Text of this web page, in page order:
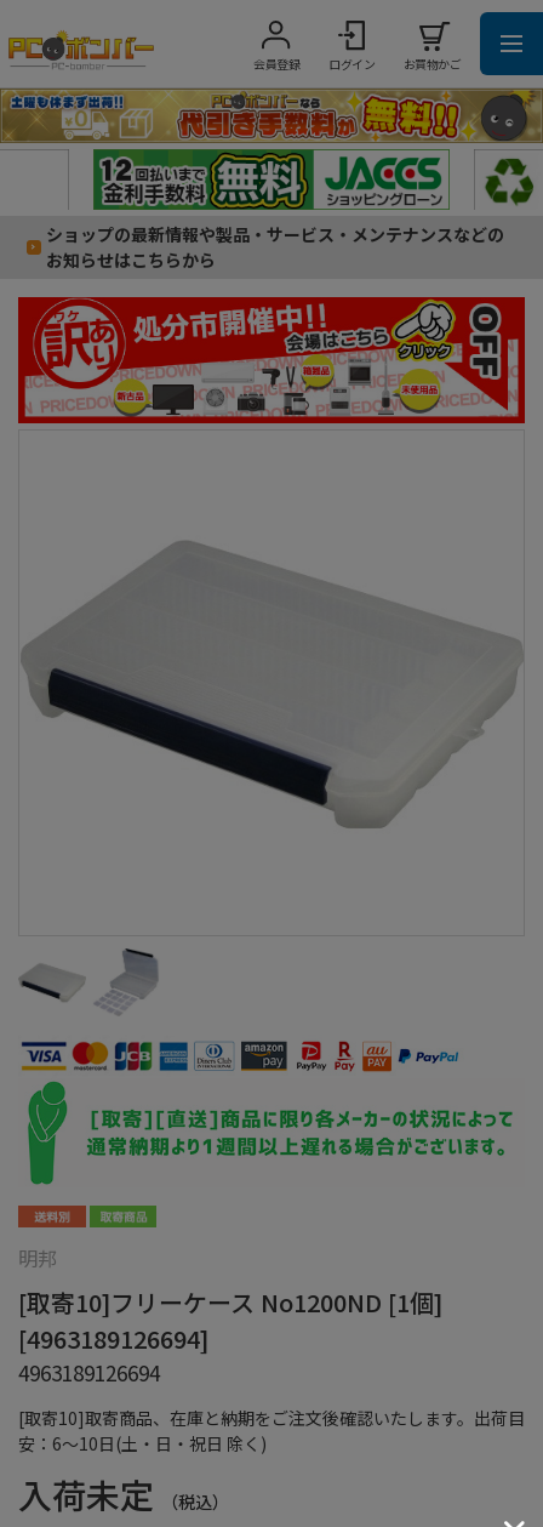
会員登録 ログイン お買物かご
ショップの最新情報や製品・サービス・メンテナンスなどの
お知らせはこちらから
[取寄10]取寄商品、在庫と納期をご注文後確認いたします。出荷目
安：6～10日(土・日・祝日 除く)
明邦
[取寄10]フリーケース No1200ND [1個]
[4963189126694]
4963189126694
入荷未定 （税込）